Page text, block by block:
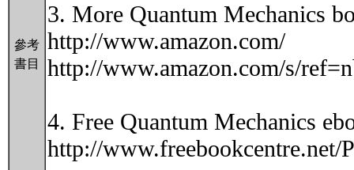
參考
書目
3. More Quantum Mechanics
http://www.amazon.com/
http://www.amazon.com/s/
4. Free Quantum Mechanics
http://www.freebookcentre.net/